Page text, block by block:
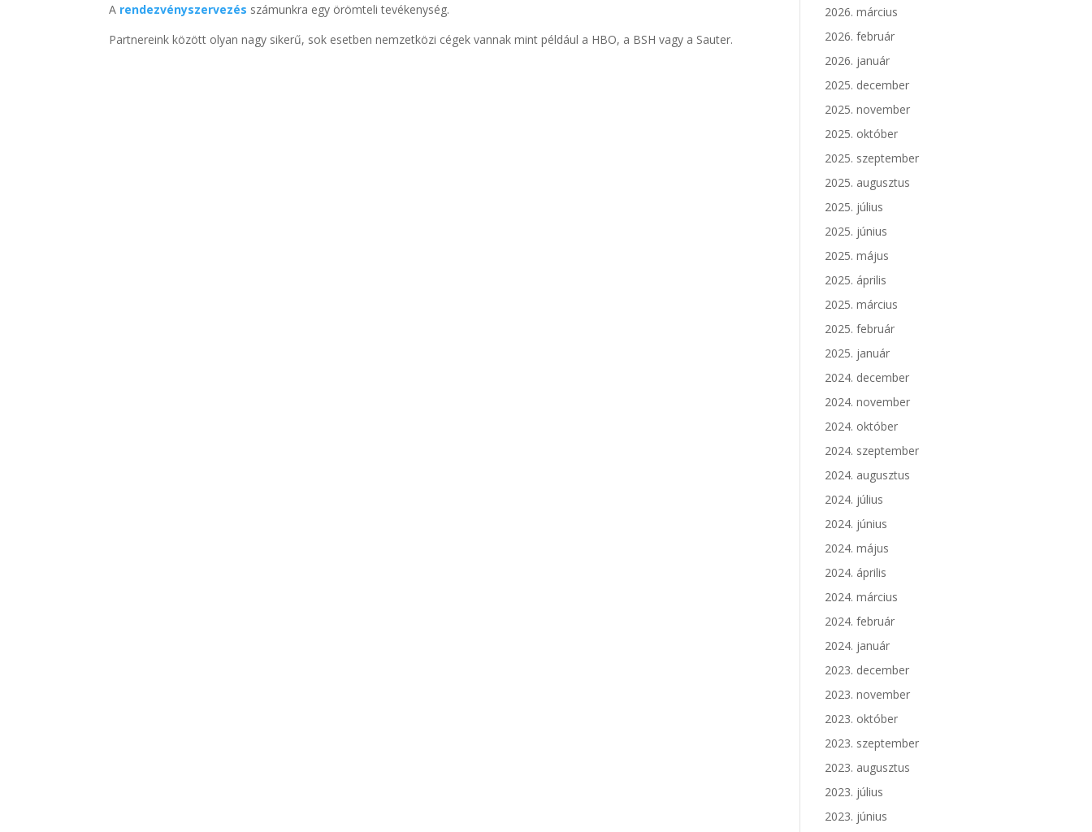
A rendezvényszervezés számunkra egy örömteli tevékenység.
Partnereink között olyan nagy sikerű, sok esetben nemzetközi cégek vannak mint például a HBO, a BSH vagy a Sauter.
2026. március
2026. február
2026. január
2025. december
2025. november
2025. október
2025. szeptember
2025. augusztus
2025. július
2025. június
2025. május
2025. április
2025. március
2025. február
2025. január
2024. december
2024. november
2024. október
2024. szeptember
2024. augusztus
2024. július
2024. június
2024. május
2024. április
2024. március
2024. február
2024. január
2023. december
2023. november
2023. október
2023. szeptember
2023. augusztus
2023. július
2023. június